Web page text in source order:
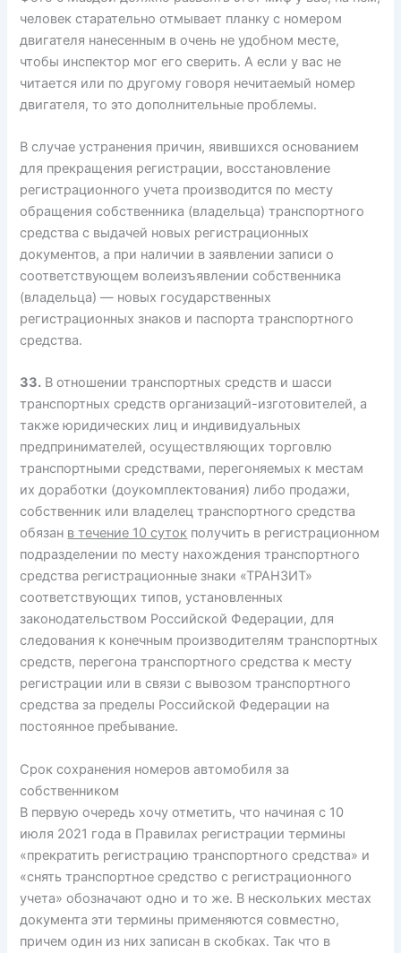
человек старательно отмывает планку с номером
двигателя нанесенным в очень не удобном месте,
чтобы инспектор мог его сверить. А если у вас не
читается или по другому говоря нечитаемый номер
двигателя, то это дополнительные проблемы.
В случае устранения причин, явившихся основанием
для прекращения регистрации, восстановление
регистрационного учета производится по месту
обращения собственника (владельца) транспортного
средства с выдачей новых регистрационных
документов, а при наличии в заявлении записи о
соответствующем волеизъявлении собственника
(владельца) — новых государственных
регистрационных знаков и паспорта транспортного
средства.
33. В отношении транспортных средств и шасси
транспортных средств организаций-изготовителей, а
также юридических лиц и индивидуальных
предпринимателей, осуществляющих торговлю
транспортными средствами, перегоняемых к местам
их доработки (доукомплектования) либо продажи,
собственник или владелец транспортного средства
обязан в течение 10 суток получить в регистрационном
подразделении по месту нахождения транспортного
средства регистрационные знаки «ТРАНЗИТ»
соответствующих типов, установленных
законодательством Российской Федерации, для
следования к конечным производителям транспортных
средств, перегона транспортного средства к месту
регистрации или в связи с вывозом транспортного
средства за пределы Российской Федерации на
постоянное пребывание.
Срок сохранения номеров автомобиля за
собственником
В первую очередь хочу отметить, что начиная с 10
июля 2021 года в Правилах регистрации термины
«прекратить регистрацию транспортного средства» и
«снять транспортное средство с регистрационного
учета» обозначают одно и то же. В нескольких местах
документа эти термины применяются совместно,
причем один из них записан в скобках. Так что в